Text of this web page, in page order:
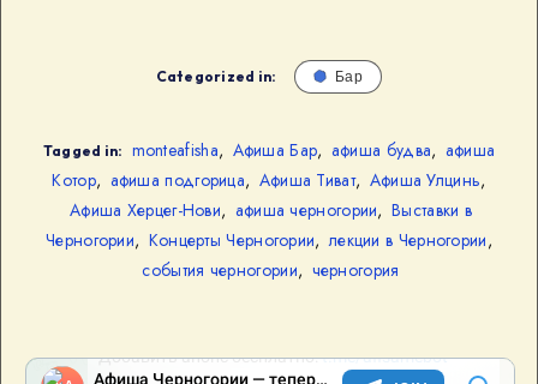
Categorized in: Бар
Tagged in: monteafisha, Афиша Бар, афиша будва, афиша
Котор, афиша подгорица, Афиша Тиват, Афиша Улцинь,
Афиша Херцег-Нови, афиша черногории, Выставки в
Черногории, Концерты Черногории, лекции в Черногории,
события черногории, черногория